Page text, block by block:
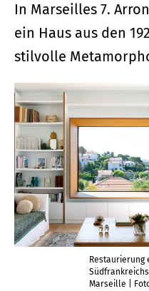
In Marseilles 7.
ein Haus aus den
stilvolle
Restaurierung
Marseille |